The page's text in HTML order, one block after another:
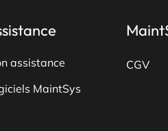
assistance
MaintSys
CGV